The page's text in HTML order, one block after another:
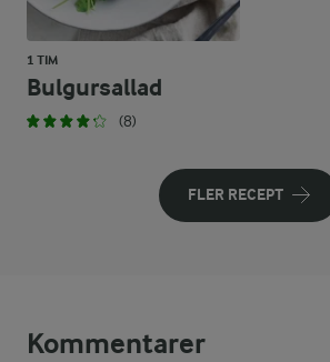
1 TIM
Bulgursallad
(8)
FLER RECEPT
Kommentarer